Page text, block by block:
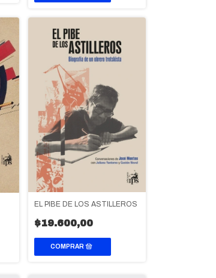
EL PIBE DE LOS ASTILLEROS
$19.600,00